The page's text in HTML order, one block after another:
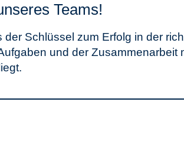
Teams!
der Schlüssel zum Erfolg in der
und der Zusammenarbeit